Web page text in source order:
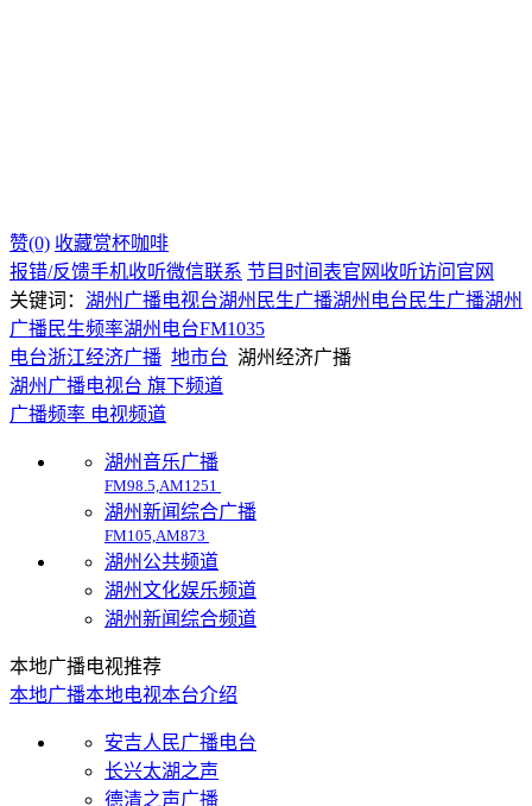
赞(0) 收藏赏杯咖啡
报错/反馈手机收听微信联系 节目时间表官网收听访问官网
关键词： 湖州广播电视台湖州民生广播湖州电台民生广播湖州
广播民生频率湖州电台FM1035
电台浙江经济广播 地市台 湖州经济广播
湖州广播电视台 旗下频道
广播频率 电视频道
湖州音乐广播
FM98.5,AM1251
湖州新闻综合广播
FM105,AM873
湖州公共频道
湖州文化娱乐频道
湖州新闻综合频道
本地广播电视推荐
本地广播本地电视本台介绍
安吉人民广播电台
长兴太湖之声
德清之声广播